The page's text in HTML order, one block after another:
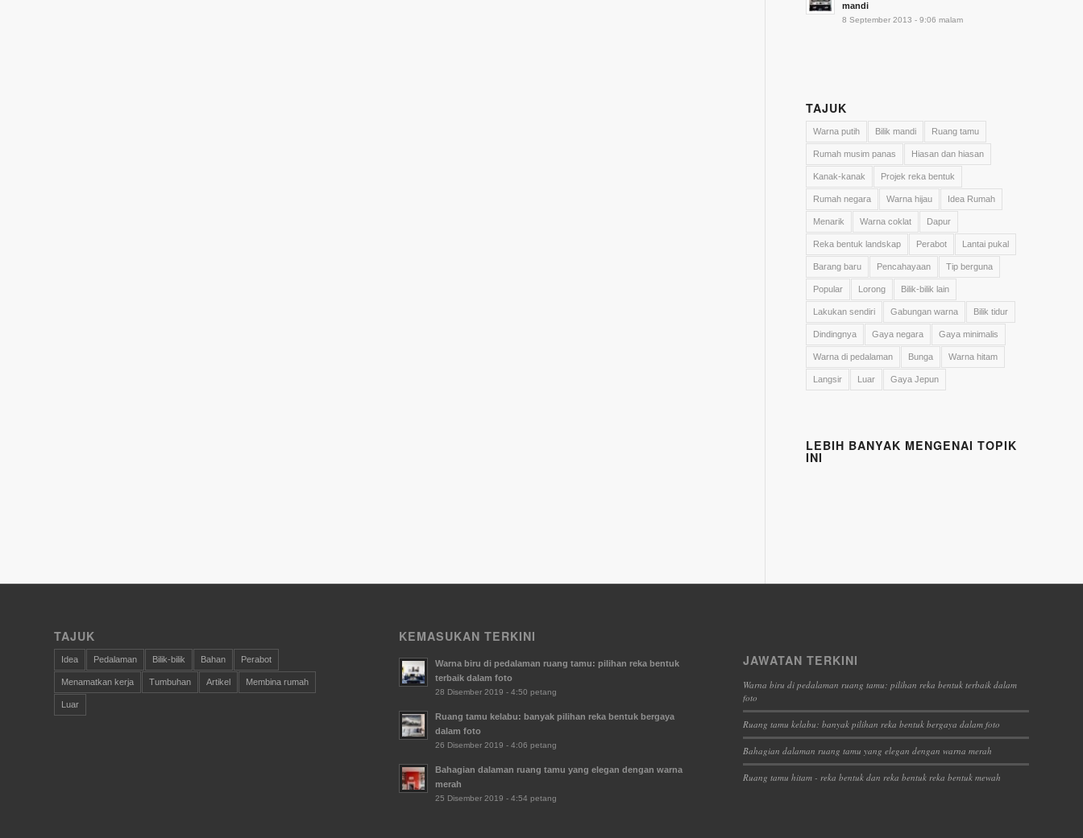
mandi
8 September 2013 - 9:06 malam
TAJUK
Warna putih Bilik mandi Ruang tamu
Rumah musim panas Hiasan dan hiasan
Kanak-kanak Projek reka bentuk
Rumah negara Warna hijau Idea Rumah
Menarik Warna coklat Dapur
Reka bentuk landskap Perabot Lantai pukal
Barang baru Pencahayaan Tip berguna
Popular Lorong Bilik-bilik lain
Lakukan sendiri Gabungan warna Bilik tidur
Dindingnya Gaya negara Gaya minimalis
Warna di pedalaman Bunga Warna hitam
Langsir Luar Gaya Jepun
LEBIH BANYAK MENGENAI TOPIK
INI
TAJUK
Idea Pedalaman Bilik-bilik Bahan Perabot
Menamatkan kerja Tumbuhan Artikel Membina rumah
Luar
KEMASUKAN TERKINI
Warna biru di pedalaman ruang tamu: pilihan reka bentuk
terbaik dalam foto
28 Disember 2019 - 4:50 petang
Ruang tamu kelabu: banyak pilihan reka bentuk bergaya
dalam foto
26 Disember 2019 - 4:06 petang
Bahagian dalaman ruang tamu yang elegan dengan warna
merah
25 Disember 2019 - 4:54 petang
JAWATAN TERKINI
Warna biru di pedalaman ruang tamu: pilihan reka bentuk terbaik dalam
foto
Ruang tamu kelabu: banyak pilihan reka bentuk bergaya dalam foto
Bahagian dalaman ruang tamu yang elegan dengan warna merah
Ruang tamu hitam - reka bentuk dan reka bentuk reka bentuk mewah